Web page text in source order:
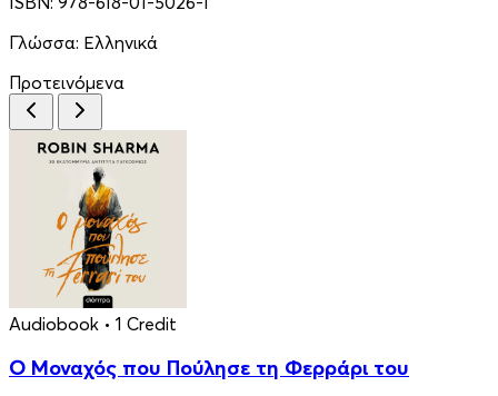
Γλώσσα: Ελληνικά
Προτεινόμενα
Audiobook • 1 Credit
Ο Μοναχός που Πούλησε τη Φερράρι του